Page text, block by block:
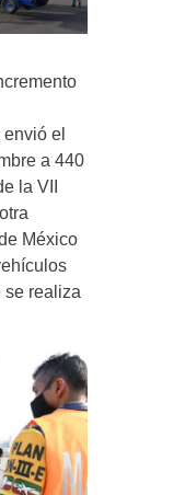
el
a 440
la VII
México
se realiza